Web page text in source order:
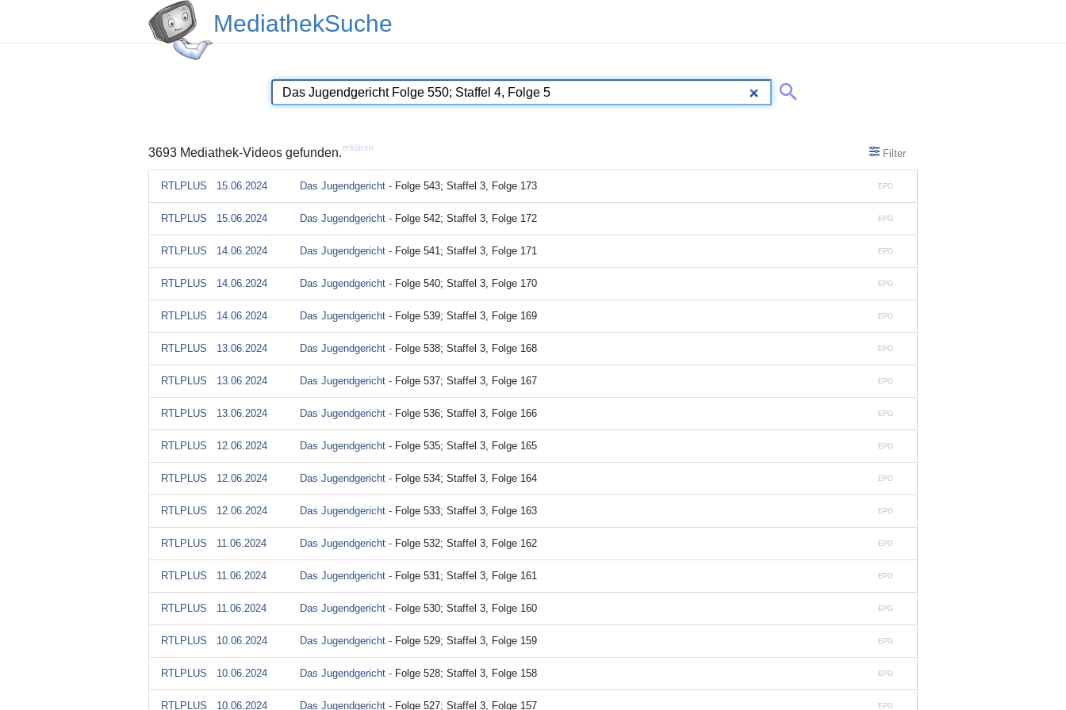
MediathekSuche
3693 Mediathek-Videos gefunden.erklären Filter
EPG
RTLPLUS 15.06.2024 Das Jugendgericht - Folge 543; Staffel 3, Folge 173
EPG
RTLPLUS 15.06.2024 Das Jugendgericht - Folge 542; Staffel 3, Folge 172
EPG
RTLPLUS 14.06.2024 Das Jugendgericht - Folge 541; Staffel 3, Folge 171
EPG
RTLPLUS 14.06.2024 Das Jugendgericht - Folge 540; Staffel 3, Folge 170
EPG
RTLPLUS 14.06.2024 Das Jugendgericht - Folge 539; Staffel 3, Folge 169
EPG
RTLPLUS 13.06.2024 Das Jugendgericht - Folge 538; Staffel 3, Folge 168
EPG
RTLPLUS 13.06.2024 Das Jugendgericht - Folge 537; Staffel 3, Folge 167
EPG
RTLPLUS 13.06.2024 Das Jugendgericht - Folge 536; Staffel 3, Folge 166
EPG
RTLPLUS 12.06.2024 Das Jugendgericht - Folge 535; Staffel 3, Folge 165
EPG
RTLPLUS 12.06.2024 Das Jugendgericht - Folge 534; Staffel 3, Folge 164
EPG
RTLPLUS 12.06.2024 Das Jugendgericht - Folge 533; Staffel 3, Folge 163
EPG
RTLPLUS 11.06.2024 Das Jugendgericht - Folge 532; Staffel 3, Folge 162
EPG
RTLPLUS 11.06.2024 Das Jugendgericht - Folge 531; Staffel 3, Folge 161
EPG
RTLPLUS 11.06.2024 Das Jugendgericht - Folge 530; Staffel 3, Folge 160
EPG
RTLPLUS 10.06.2024 Das Jugendgericht - Folge 529; Staffel 3, Folge 159
EPG
RTLPLUS 10.06.2024 Das Jugendgericht - Folge 528; Staffel 3, Folge 158
EPG
RTLPLUS 10.06.2024 Das Jugendgericht - Folge 527; Staffel 3, Folge 157